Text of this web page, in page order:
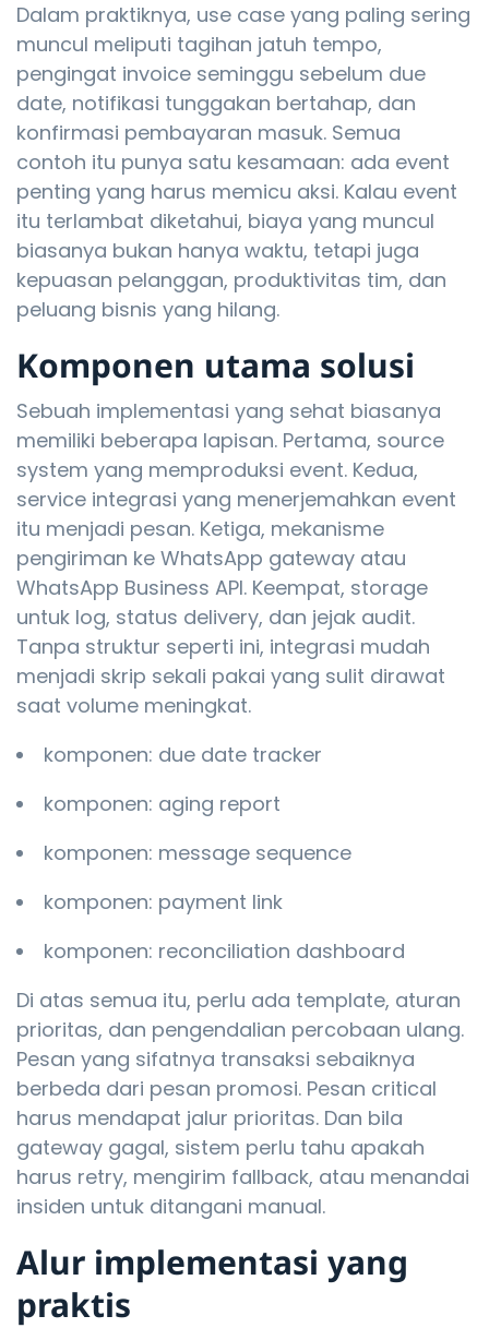
Dalam praktiknya, use case yang paling sering
muncul meliputi tagihan jatuh tempo,
pengingat invoice seminggu sebelum due
date, notifikasi tunggakan bertahap, dan
konfirmasi pembayaran masuk. Semua
contoh itu punya satu kesamaan: ada event
penting yang harus memicu aksi. Kalau event
itu terlambat diketahui, biaya yang muncul
biasanya bukan hanya waktu, tetapi juga
kepuasan pelanggan, produktivitas tim, dan
peluang bisnis yang hilang.
Komponen utama solusi
Sebuah implementasi yang sehat biasanya
memiliki beberapa lapisan. Pertama, source
system yang memproduksi event. Kedua,
service integrasi yang menerjemahkan event
itu menjadi pesan. Ketiga, mekanisme
pengiriman ke WhatsApp gateway atau
WhatsApp Business API. Keempat, storage
untuk log, status delivery, dan jejak audit.
Tanpa struktur seperti ini, integrasi mudah
menjadi skrip sekali pakai yang sulit dirawat
saat volume meningkat.
komponen: due date tracker
komponen: aging report
komponen: message sequence
komponen: payment link
komponen: reconciliation dashboard
Di atas semua itu, perlu ada template, aturan
prioritas, dan pengendalian percobaan ulang.
Pesan yang sifatnya transaksi sebaiknya
berbeda dari pesan promosi. Pesan critical
harus mendapat jalur prioritas. Dan bila
gateway gagal, sistem perlu tahu apakah
harus retry, mengirim fallback, atau menandai
insiden untuk ditangani manual.
Alur implementasi yang
praktis